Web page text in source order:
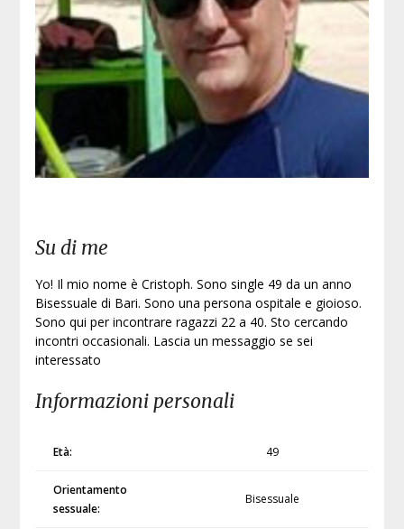
Su di me
Yo! Il mio nome è Cristoph. Sono single 49 da un anno
Bisessuale di Bari. Sono una persona ospitale e gioioso.
Sono qui per incontrare ragazzi 22 a 40. Sto cercando
incontri occasionali. Lascia un messaggio se sei
interessato
Informazioni personali
Età: 49
Orientamento
sessuale:
Bisessuale